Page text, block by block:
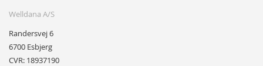
Welldana A/S
Randersvej 6
6700 Esbjerg
CVR: 18937190